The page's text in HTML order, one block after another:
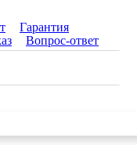
Гарантия
Вопрос-ответ